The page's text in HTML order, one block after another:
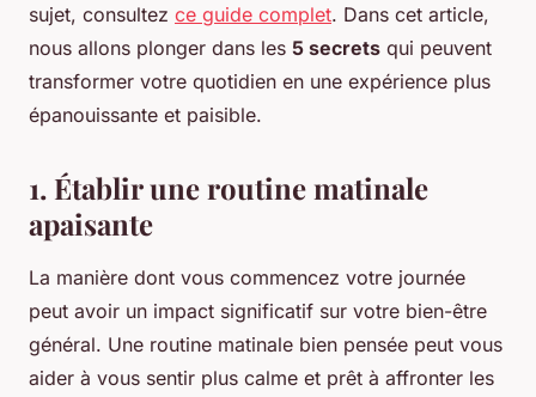
sujet, consultez ce guide complet. Dans cet article,
nous allons plonger dans les 5 secrets qui peuvent
transformer votre quotidien en une expérience plus
épanouissante et paisible.
1. Établir une routine matinale
apaisante
La manière dont vous commencez votre journée
peut avoir un impact significatif sur votre bien-être
général. Une routine matinale bien pensée peut vous
aider à vous sentir plus calme et prêt à affronter les